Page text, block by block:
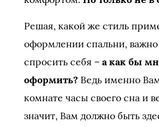
Решая, какой же стиль
оформлении спальни,
спросить себя – а как бы
оформить? Ведь именно
комнате часы своего сна и
значит, Вам должно быть